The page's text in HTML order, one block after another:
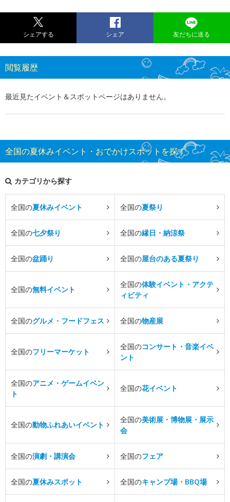
シェアする シェア 友だちに送る
閲覧履歴
最近見たイベント＆スポットページはありません。
全国の夏休みイベント・おでかけスポットを探す
カテゴリから探す
全国の夏休みイベント 全国の夏祭り
全国の七夕祭り 全国の縁日・納涼祭
全国の盆踊り 全国の屋台のある夏祭り
全国の無料イベント
全国の体験イベント・アクテ
ィビティ
全国のグルメ・フードフェス 全国の物産展
全国のフリーマーケット
全国のコンサート・音楽イベ
ント
全国のアニメ・ゲームイベン
ト
全国の花イベント
全国の動物ふれあいイベント
全国の美術展・博物展・展示
会
全国の演劇・講演会 全国のフェア
全国の夏休みスポット 全国のキャンプ場・BBQ場